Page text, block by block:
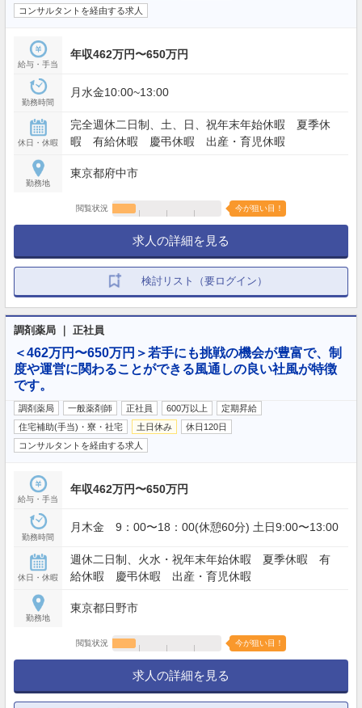
コンサルタントを経由する求人
給与・手当
年収462万円〜650万円
勤務時間
月水金10:00~13:00
休日・休暇
完全週休二日制、土、日、祝年末年始休暇 夏季休
暇 有給休暇 慶弔休暇 出産・育児休暇
勤務地
東京都府中市
閲覧状況 今が狙い目！
求人の詳細を見る
検討リスト（要ログイン）
調剤薬局 ｜ 正社員
＜462万円〜650万円＞若手にも挑戦の機会が豊富で、制
度や運営に関わることができる風通しの良い社風が特徴
です。
調剤薬局 一般薬剤師 正社員 600万以上
定期昇給
住宅補助(手当)・寮・社宅
土日休み
休日120日
コンサルタントを経由する求人
給与・手当
年収462万円〜650万円
勤務時間
月木金 9：00〜18：00(休憩60分) 土日9:00〜13:00
休日・休暇
週休二日制、火水・祝年末年始休暇 夏季休暇 有
給休暇 慶弔休暇 出産・育児休暇
勤務地
東京都日野市
閲覧状況 今が狙い目！
求人の詳細を見る